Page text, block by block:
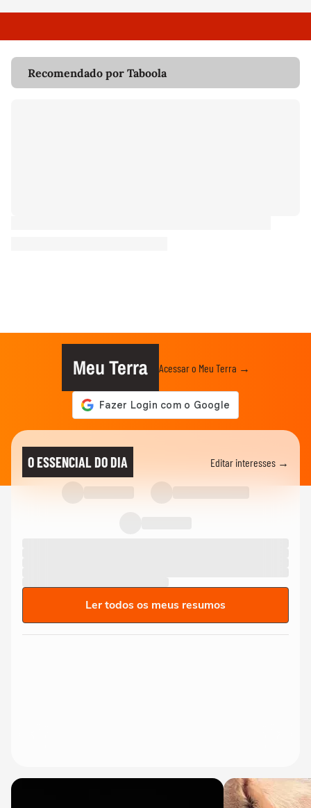
Recomendado por Taboola
Meu Terra Acessar o Meu Terra →
O ESSENCIAL DO DIA Editar interesses →
Ler todos os meus resumos